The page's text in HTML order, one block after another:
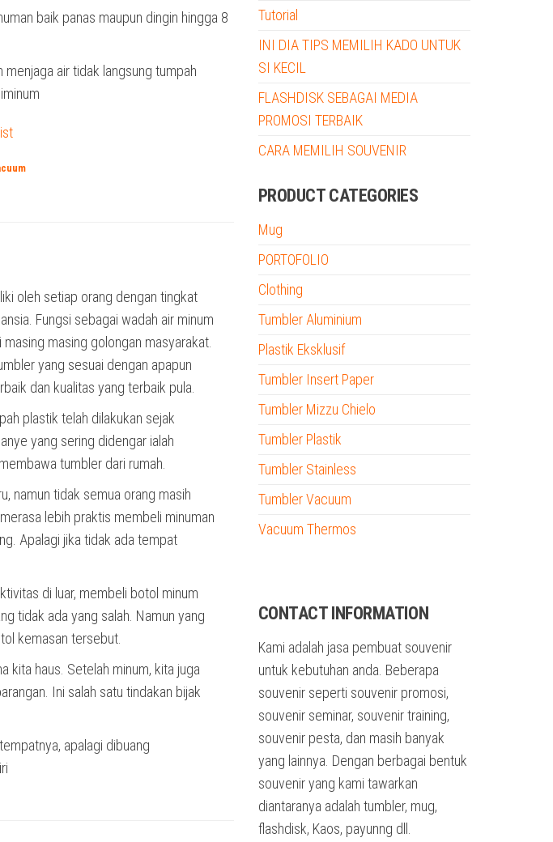
baik panas maupun dingin hingga 8
menjaga air tidak langsung tumpah
oleh setiap orang dengan tingkat
Fungsi sebagai wadah air minum
masing golongan masyarakat.
yang sesuai dengan apapun
dan kualitas yang terbaik pula.
plastik telah dilakukan sejak
yang sering didengar ialah
tumbler dari rumah.
namun tidak semua orang masih
lebih praktis membeli minuman
Apalagi jika tidak ada tempat
di luar, membeli botol minum
tidak ada yang salah. Namun yang
kemasan tersebut.
kita haus. Setelah minum, kita juga
Ini salah satu tindakan bijak
apalagi dibuang
Tutorial
INI DIA TIPS MEMILIH KADO UNTUK
SI KECIL
FLASHDISK SEBAGAI MEDIA
PROMOSI TERBAIK
CARA MEMILIH SOUVENIR
PRODUCT CATEGORIES
Mug
PORTOFOLIO
Clothing
Tumbler Aluminium
Plastik Eksklusif
Tumbler Insert Paper
Tumbler Mizzu Chielo
Tumbler Plastik
Tumbler Stainless
Tumbler Vacuum
Vacuum Thermos
CONTACT INFORMATION
Kami adalah jasa pembuat souvenir
untuk kebutuhan anda. Beberapa
souvenir seperti souvenir promosi,
souvenir seminar, souvenir training,
souvenir pesta, dan masih banyak
yang lainnya. Dengan berbagai bentuk
souvenir yang kami tawarkan
diantaranya adalah tumbler, mug,
flashdisk, Kaos, payunng dll.